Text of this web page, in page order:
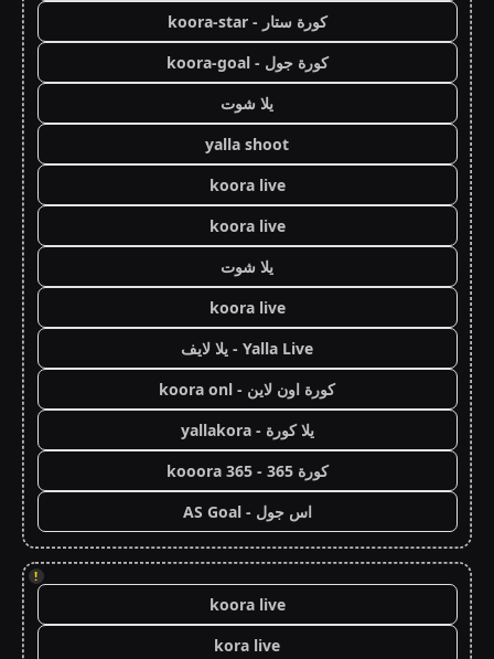
كورة ستار - koora-star
كورة جول - koora-goal
يلا شوت
yalla shoot
koora live
koora live
يلا شوت
koora live
Yalla Live - يلا لايف
كورة اون لاين - koora onl
يلا كورة - yallakora
كورة 365 - kooora 365
اس جول - AS Goal
!
koora live
kora live